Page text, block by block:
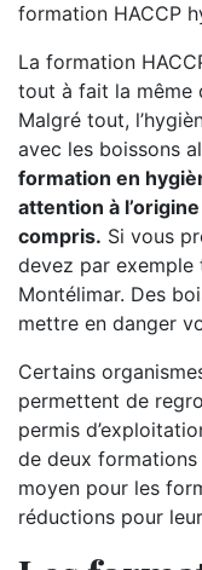
formation HACCP
La formation
tout à fait la même
Malgré tout,
avec les boissons
formation en
attention à
compris. Si vous
devez par exemple
Montélimar. Des
mettre en danger
Certains
permettent de
permis
de deux formations
moyen pour les
réductions pour